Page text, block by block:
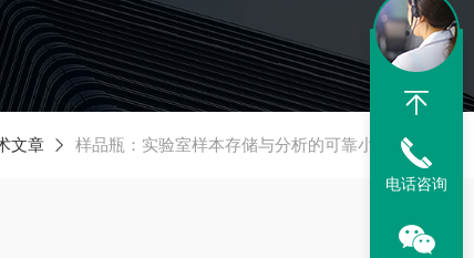
文章 样品瓶：实验室样本存储与分析的可靠小助手
电话咨询